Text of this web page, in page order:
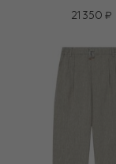
21 350 ₽